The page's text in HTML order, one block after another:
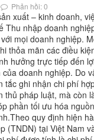
Phản hồi: 0
xuất – kinh doanh,
Thu nhập doanh
mọi doanh nghiệp.
thỏa mãn các điều
hưởng trực tiếp đến
doanh nghiệp. Do
tắc ghi nhận chi phí
thủ pháp luật, mà còn
phần tối ưu hóa
quy định hiện
(TNDN) tại Việt Nam